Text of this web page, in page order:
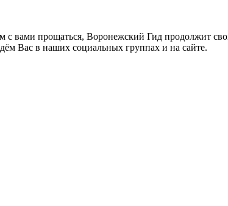
вами прощаться, Воронежский Гид продолжит
Вас в наших социальных группах и на сайте.